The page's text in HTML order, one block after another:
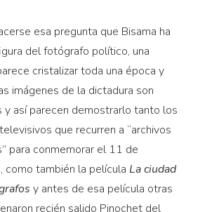
esa pregunta que Bisama ha
del fotógrafo político, una
cristalizar toda una época y
imágenes de la dictadura son
y así parecen demostrarlo tanto los
que recurren a “archivos
para conmemorar el 11 de
como también la película La ciudad
y antes de esa película otras
recién salido Pinochet del